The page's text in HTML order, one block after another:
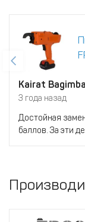
Kairat
3 года назад
Достойная
баллов. За эти